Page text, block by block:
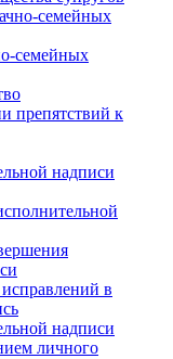
семейных
семейных
препятствий к
надписи
в
надписи
личного